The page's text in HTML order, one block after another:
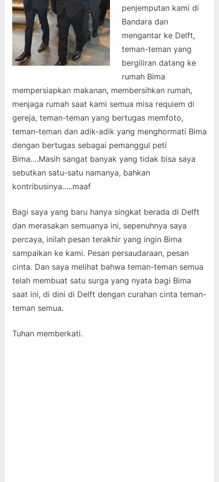
penjemputan kami di
Bandara dan
mengantar ke Delft,
teman-teman yang
bergiliran datang ke
rumah Bima
mempersiapkan makanan, membersihkan rumah,
menjaga rumah saat kami semua misa requiem di
gereja, teman-teman yang bertugas memfoto,
teman-teman dan adik-adik yang menghormati Bima
dengan bertugas sebagai pemanggul peti
Bima….Masih sangat banyak yang tidak bisa saya
sebutkan satu-satu namanya, bahkan
kontribusinya…..maaf
Bagi saya yang baru hanya singkat berada di Delft
dan merasakan semuanya ini, sepenuhnya saya
percaya, inilah pesan terakhir yang ingin Bima
sampaikan ke kami. Pesan persaudaraan, pesan
cinta. Dan saya melihat bahwa teman-teman semua
telah membuat satu surga yang nyata bagi Bima
saat ini, di dini di Delft dengan curahan cinta teman-
teman semua.
Tuhan memberkati.